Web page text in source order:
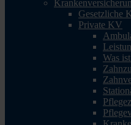
Gesetzliche
Private KV
Was